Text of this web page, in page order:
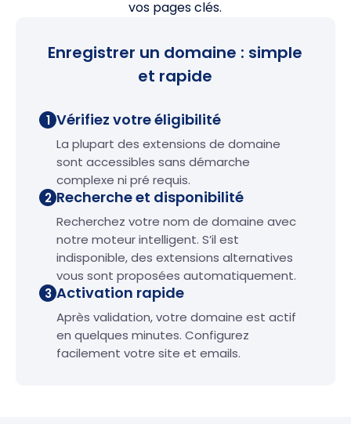
vos pages clés.
Enregistrer un domaine : simple
et rapide
1 Vérifiez votre éligibilité
La plupart des extensions de domaine
sont accessibles sans démarche
complexe ni pré requis.
2 Recherche et disponibilité
Recherchez votre nom de domaine avec
notre moteur intelligent. S’il est
indisponible, des extensions alternatives
vous sont proposées automatiquement.
3 Activation rapide
Après validation, votre domaine est actif
en quelques minutes. Configurez
facilement votre site et emails.